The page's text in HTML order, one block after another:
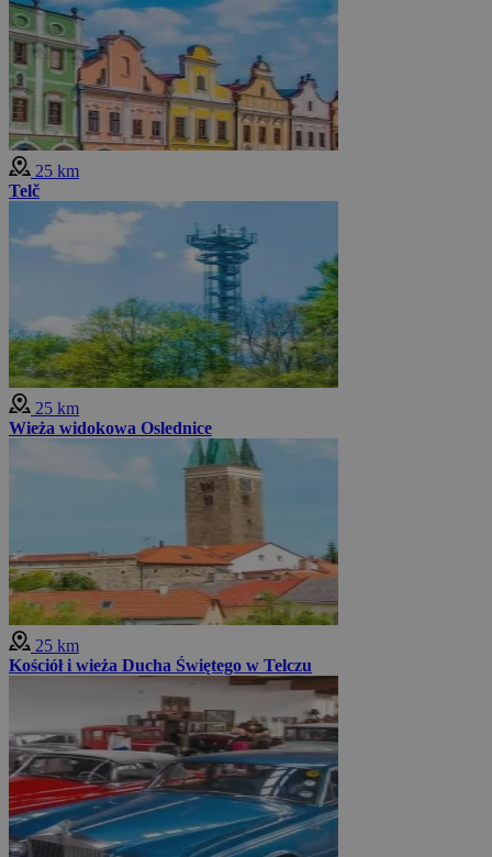
25 km
Telč
25 km
Wieża widokowa Oslednice
25 km
Kościół i wieża Ducha Świętego w Telczu